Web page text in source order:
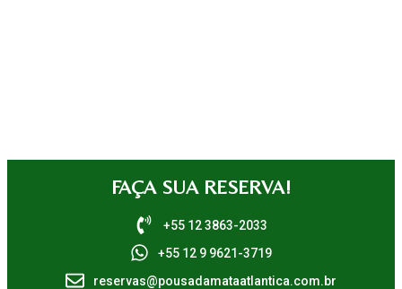
FAÇA SUA RESERVA!
+55 12 3863-2033
+55 12 9 9621-3719
reservas@pousadamataatlantica.com.br